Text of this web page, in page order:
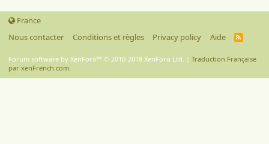
France
Nous contacter
Conditions et règles Privacy policy Aide
R
Forum software by XenForo™ © 2010-2018 XenForo Ltd. | Traduction Française
par xenFrench.com.